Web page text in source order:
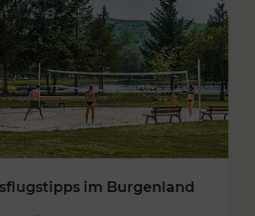
im Burgenland